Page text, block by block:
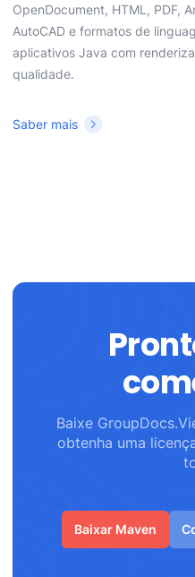
OpenDocument, HTML, PDF,
AutoCAD e formatos de
aplicativos Java com
qualidade.
Saber mais
Baixe
obtenha uma
Baixar Maven